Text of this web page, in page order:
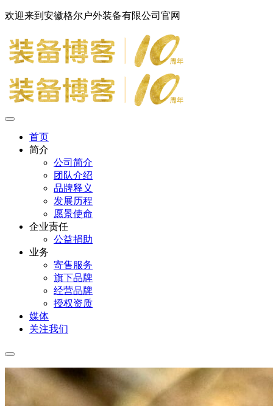
欢迎来到安徽格尔户外装备有限公司官网
首页
简介
公司简介
团队介绍
品牌释义
发展历程
愿景使命
企业责任
公益捐助
业务
寄售服务
旗下品牌
经营品牌
授权资质
媒体
关注我们